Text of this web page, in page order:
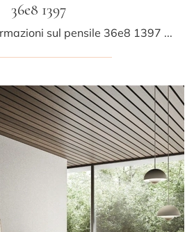
36e8 1397
Clicca e ottieni informazioni sul pensile 36e8 1397 Lago in vetro: arreda un living dinamico e operativo.